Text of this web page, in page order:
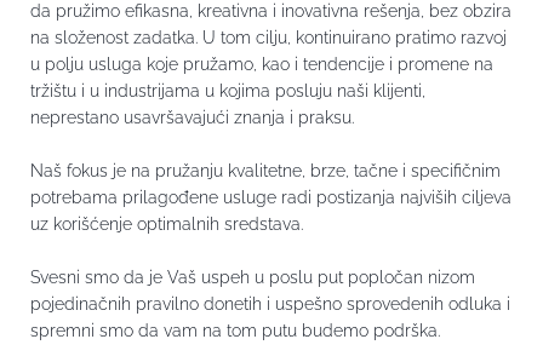
da pružimo efikasna, kreativna i inovativna rešenja, bez obzira
na složenost zadatka. U tom cilju, kontinuirano pratimo razvoj
u polju usluga koje pružamo, kao i tendencije i promene na
tržištu i u industrijama u kojima posluju naši klijenti,
neprestano usavršavajući znanja i praksu.
Naš fokus je na pružanju kvalitetne, brze, tačne i specifičnim
potrebama prilagođene usluge radi postizanja najviših ciljeva
uz korišćenje optimalnih sredstava.
Svesni smo da je Vaš uspeh u poslu put popločan nizom
pojedinačnih pravilno donetih i uspešno sprovedenih odluka i
spremni smo da vam na tom putu budemo podrška.